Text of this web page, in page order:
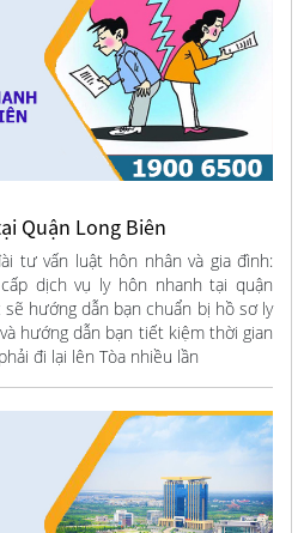
Quận Long Biên
tư vấn luật hôn nhân và gia đình:
dịch vụ ly hôn nhanh tại quận
sẽ hướng dẫn bạn chuẩn bị hồ sơ ly
hướng dẫn bạn tiết kiệm thời gian
đi lại lên Tòa nhiều lần